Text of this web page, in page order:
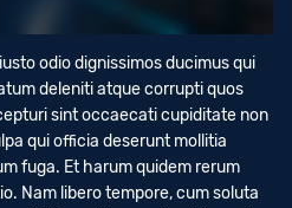
odio dignissimos ducimus qui
deleniti atque corrupti quos
sint occaecati cupiditate non
qui officia deserunt mollitia
fuga. Et harum quidem rerum
Nam libero tempore, cum soluta